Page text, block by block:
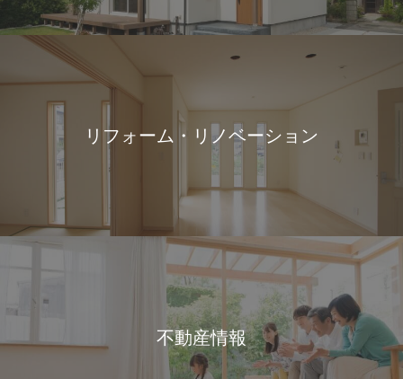
リフォーム・リノベーション
不動産情報